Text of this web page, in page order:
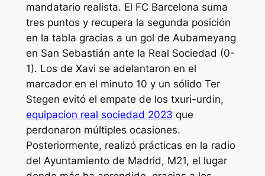
mandatario realista. El FC Barcelona suma
tres puntos y recupera la segunda posición
en la tabla gracias a un gol de Aubameyang
en San Sebastián ante la Real Sociedad (0-
1). Los de Xavi se adelantaron en el
marcador en el minuto 10 y un sólido Ter
Stegen evitó el empate de los txuri-urdin,
equipacion real sociedad 2023 que
perdonaron múltiples ocasiones.
Posteriormente, realizó prácticas en la radio
del Ayuntamiento de Madrid, M21, el lugar